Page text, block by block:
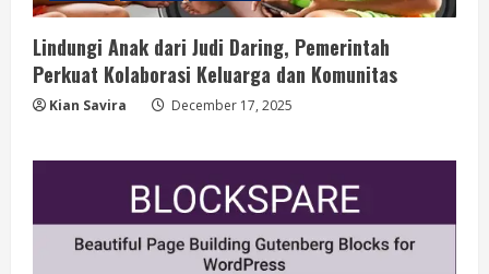
Lindungi Anak dari Judi Daring, Pemerintah
Perkuat Kolaborasi Keluarga dan Komunitas
Kian Savira December 17, 2025